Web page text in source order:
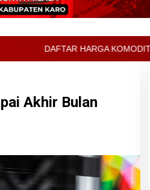
KOMODITAS PERTANIAN
Akhir Bulan